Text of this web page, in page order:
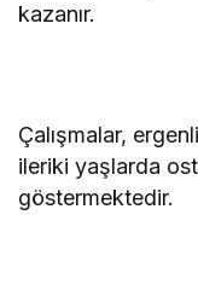
kazanır.
Çalışmalar,
ileriki yaşlarda
göstermektedir.